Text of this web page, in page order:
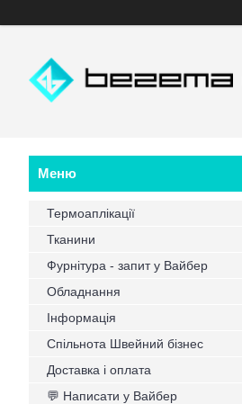
Термоаплікації
Тканини
Фурнітура - запит у Вайбер
Обладнання
Інформація
Спільнота Швейний бізнес
Доставка і оплата
💬 Написати у Вайбер